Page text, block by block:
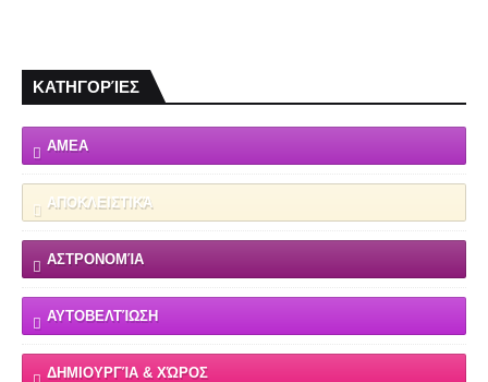
ΚΑΤΗΓΟΡΊΕΣ
ΑΜΕΑ
ΑΠΟΚΛΕΙΣΤΙΚΆ
ΑΣΤΡΟΝΟΜΊΑ
ΑΥΤΟΒΕΛΤΊΩΣΗ
ΔΗΜΙΟΥΡΓΊΑ & ΧΏΡΟΣ